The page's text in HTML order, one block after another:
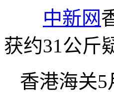
中新网
获约31公斤
香港海关5